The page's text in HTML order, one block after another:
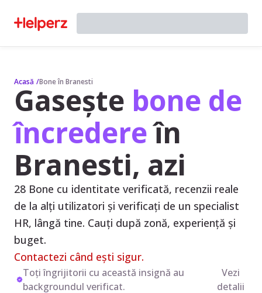
Acasă /Bone în Branesti
Gasește bone de
încredereîn
Branesti, azi
28 Bone cu identitate verificată, recenzii reale
de la alți utilizatori și verificați de un specialist
HR, lângă tine. Cauți după zonă, experiență și
buget.
Contactezi când ești sigur.
Toți îngrijitorii cu această insignă au
backgroundul verificat.
Vezi
detalii